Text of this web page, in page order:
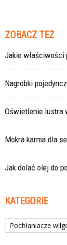
ZOBACZ TEŻ
Jakie właściwości
Nagrobki
Oświetlenie lustra
Mokra karma dla
Jak dolać olej do
KATEGORIE
Kategorie